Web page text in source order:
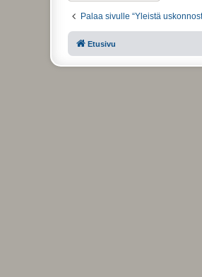
Palaa sivulle “Yleistä
Etusivu